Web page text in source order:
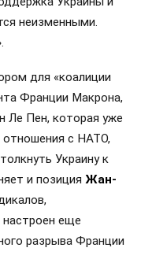
неизменными.
для «коалиции
Франции Макрона,
Ле Пен, которая уже
отношения с НАТО,
Украину к
и позиция Жан-
еще
разрыва Франции